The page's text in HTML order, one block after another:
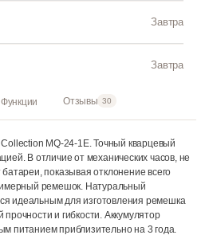
Завтра
Завтра
Функции Отзывы 30
MQ-24-1E. Точный кварцевый
В отличие от механических часов, не
показывая отклонение всего
ремешок. Натуральный
идеальным для изготовления ремешка
и гибкости. Аккумулятор
питанием приблизительно на 3 года.